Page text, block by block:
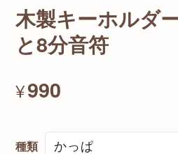
木製キーホルダ
と8分音符
¥990
種類